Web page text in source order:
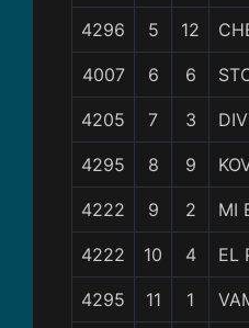
4296 5 12
4007 6 6
4205 7 3
4295 8 9
4222 9 2 MI
4222 10 4 EL
4295 11 1